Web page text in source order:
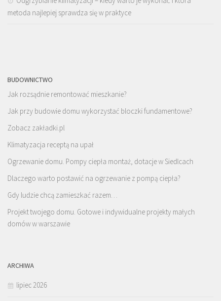
metoda najlepiej sprawdza się w praktyce
BUDOWNICTWO
Jak rozsądnie remontować mieszkanie?
Jak przy budowie domu wykorzystać bloczki fundamentowe?
Zobacz zakładki.pl
Klimatyzacja receptą na upał
Ogrzewanie domu. Pompy ciepła montaż, dotacje w Siedlcach
Dlaczego warto postawić na ogrzewanie z pompą ciepła?
Gdy ludzie chcą zamieszkać razem…
Projekt twojego domu. Gotowe i indywidualne projekty małych
domów w warszawie
ARCHIWA
lipiec 2026